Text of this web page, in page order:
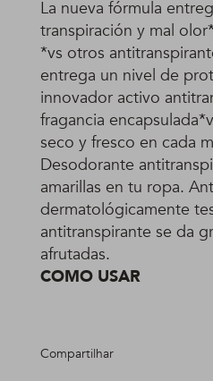
La nueva fórmula
transpiración y mal
*vs otros
entrega un nivel de
innovador activo
fragancia
seco y fresco en cada
Desodorante
amarillas en tu ropa.
dermatológicamente
antitranspirante se da
afrutadas.
COMO USAR
Compartilhar